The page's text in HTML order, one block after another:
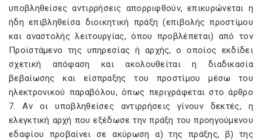
υποβληθείσες αντιρρήσεις απορριφθούν, επικυρώνεται η
ήδη επιβληθείσα διοικητική πράξη (επιβολής προστίμου
και αναστολής λειτουργίας, όπου προβλέπεται) από τον
Προϊστάμενο της υπηρεσίας ή αρχής, ο οποίος εκδίδει
σχετική απόφαση και ακολουθείται η διαδικασία
βεβαίωσης και είσπραξης του προστίμου μέσω του
ηλεκτρονικού παραβόλου, όπως περιγράφεται στο άρθρο
7. Αν οι υποβληθείσες αντιρρήσεις γίνουν δεκτές, η
ελεγκτική αρχή που εξέδωσε την πράξη του προηγούμενου
εδαφίου προβαίνει σε ακύρωση α) της πράξης, β) της